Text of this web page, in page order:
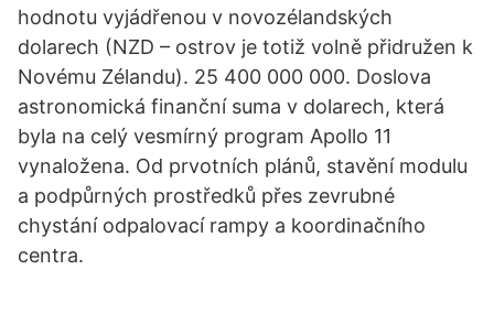
hodnotu vyjádřenou v novozélandských
dolarech (NZD – ostrov je totiž volně přidružen k
Novému Zélandu). 25 400 000 000. Doslova
astronomická finanční suma v dolarech, která
byla na celý vesmírný program Apollo 11
vynaložena. Od prvotních plánů, stavění modulu
a podpůrných prostředků přes zevrubné
chystání odpalovací rampy a koordinačního
centra.